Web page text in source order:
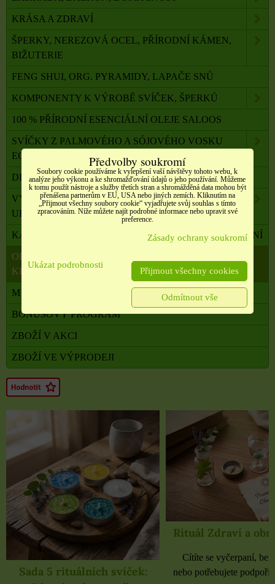
KRÁSA A ZDRAVÍ
ŠPERKY, NEREZOVÁ OCEL, PŘÍRODNÍ KÁMEN,
BIŽUTERIE
FENG SHUI, ORG. PYRAMIDY, LAPAČE SNŮ
KOMPONENTY K VÝROBĚ SVÍČEK, ŠPERKŮ
100 % PŘÍRODNÍ ESENCIÁLNÍ OLEJE SALOOS
SVÍČKY Z PALMOVÉHO A SÓJOVÉHO VOSKU
ECO
DRAHÉ A LÉČIVÉ KAMENY
VYKUŘOVADLA, VONNÉ TYČINKY A ŠIŠKY,
UHLÍKY
KADIDELNICE, PÍCKY, AROMALAMPY, VYKUŘOVÁNÍ
OBALOVÝ MATERIÁL, SATÉNOVÉ MAŠLE, SÁČKY,
KRABIČKY,
MILADA TERAPEUTKA DUŠE A TĚLA
BONUSOVÝ PROGRAM
ZBOŽÍ V AKCI
ZBOŽÍ VE VÝPRODEJI
Rituál Zdraví a obnova síly
Cítíte se vyčerpaní, bez energie
nebo potřebujete podpořit své tělo...
Předvolby soukromí
Soubory cookie používáme k vylepšení vaší návštěvy tohoto webu, k
analýze jeho výkonu a ke shromažďování údajů o jeho používání. Můžeme
k tomu použít nástroje a služby třetích stran a shromážděná data mohou být
přenášena partnerům v EU, USA nebo jiných zemích. Kliknutím na
„Přijmout všechny soubory cookie“ vyjadřujete svůj souhlas s tímto
zpracováním. Níže můžete najít podrobné informace nebo upravit své
preference.
Zásady ochrany soukromí
Ukázat podrobnosti
Přijmout všechny cookies
Odmítnout vše